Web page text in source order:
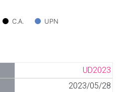
C.A. UPN
UD2023
2023/05/28